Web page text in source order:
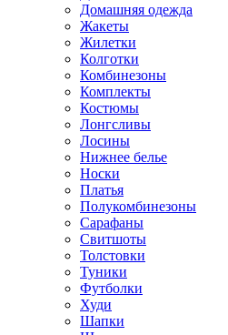
Домашняя одежда
Жакеты
Жилетки
Колготки
Комбинезоны
Комплекты
Костюмы
Лонгсливы
Лосины
Нижнее белье
Носки
Платья
Полукомбинезоны
Сарафаны
Свитшоты
Толстовки
Туники
Футболки
Худи
Шапки